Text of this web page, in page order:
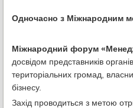
Одночасно з Міжнародним
Міжнародний форум
досвідом представників
територіальних громад,
бізнесу.
Захід проводиться з метою